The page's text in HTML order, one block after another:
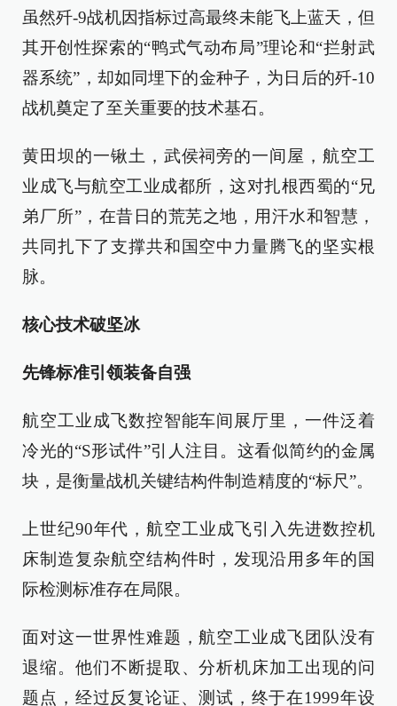
虽然歼-9战机因指标过高最终未能飞上蓝天，但
其开创性探索的“鸭式气动布局”理论和“拦射武
器系统”，却如同埋下的金种子，为日后的歼-10
战机奠定了至关重要的技术基石。
黄田坝的一锹土，武侯祠旁的一间屋，航空工
业成飞与航空工业成都所，这对扎根西蜀的“兄
弟厂所”，在昔日的荒芜之地，用汗水和智慧，
共同扎下了支撑共和国空中力量腾飞的坚实根
脉。
核心技术破坚冰
先锋标准引领装备自强
航空工业成飞数控智能车间展厅里，一件泛着
冷光的“S形试件”引人注目。这看似简约的金属
块，是衡量战机关键结构件制造精度的“标尺”。
上世纪90年代，航空工业成飞引入先进数控机
床制造复杂航空结构件时，发现沿用多年的国
际检测标准存在局限。
面对这一世界性难题，航空工业成飞团队没有
退缩。他们不断提取、分析机床加工出现的问
题点，经过反复论证、测试，终于在1999年设